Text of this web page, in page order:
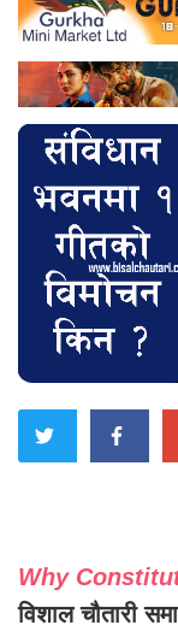
Why
विशाल चौतारी